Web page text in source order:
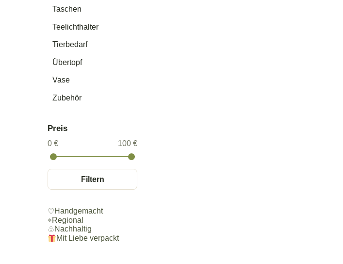
Taschen
Teelichthalter
Tierbedarf
Übertopf
Vase
Zubehör
Preis
0 € 100 €
Filtern
♡Handgemacht
⌖Regional
♧Nachhaltig
Mit Liebe verpackt